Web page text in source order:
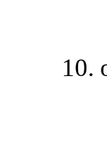
10.